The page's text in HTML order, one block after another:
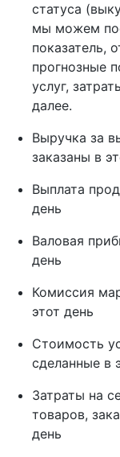
статуса
мы можем
показатель,
прогнозные
услуг,
далее.
Выручка за
заказаны в
Выплата
день
Валовая
день
Комиссия
этот день
Стоимость
сделанные в
Затраты на
товаров,
день